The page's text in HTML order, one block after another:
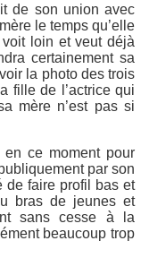
de son union avec
le temps qu’elle
loin et veut déjà
certainement sa
la photo des trois
fille de l’actrice qui
mère n’est pas si
en ce moment pour
par son
de faire profil bas et
bras de jeunes et
sans cesse à la
beaucoup trop